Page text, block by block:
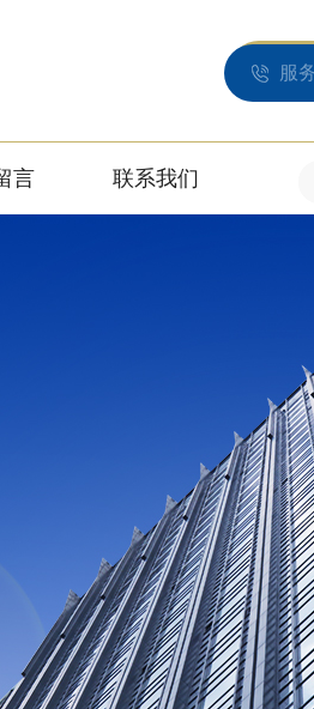
服
言 联系我们